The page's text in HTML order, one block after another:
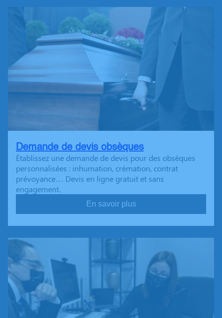
Demande de devis obsèques
Établissez une demande de devis pour des obsèques
personnalisées : inhumation, crémation, contrat
prévoyance… Devis en ligne gratuit et sans
engagement.
En savoir plus